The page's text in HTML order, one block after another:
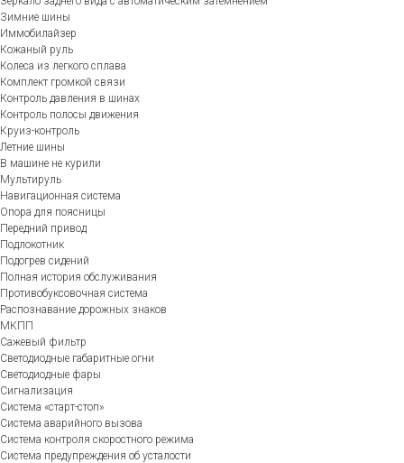
Зимние шины
Иммобилайзер
Кожаный руль
Колеса из легкого сплава
Комплект громкой связи
Контроль давления в шинах
Контроль полосы движения
Круиз-контроль
Летние шины
В машине не курили
Мультируль
Навигационная система
Опора для поясницы
Передний привод
Подлокотник
Подогрев сидений
Полная история обслуживания
Противобуксовочная система
Распознавание дорожных знаков
МКПП
Сажевый фильтр
Светодиодные габаритные огни
Светодиодные фары
Сигнализация
Система «старт-стоп»
Система аварийного вызова
Система контроля скоростного режима
Система предупреждения об усталости